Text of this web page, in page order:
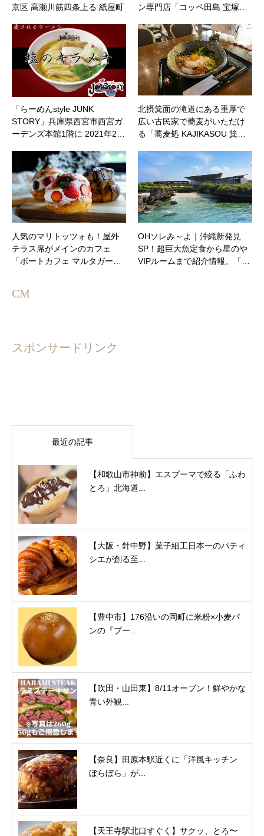
京区 高瀬川筋四条上る 紙屋町
ン専門店「コッペ田島 宝塚…
「らーめんstyle JUNK
STORY」兵庫県西宮市西宮ガ
ーデンズ本館1階に 2021年2…
北摂箕面の滝道にある重厚で
広い古民家で蕎麦がいただけ
る「蕎麦処 KAJIKASOU 箕…
人気のマリトッツォも！屋外
テラス席がメインのカフェ
「ボートカフェ マルタガー…
OHソレみ～よ｜沖縄新発見
SP！超巨大魚定食から星のや
VIPルームまで紹介情報。「…
CM
スポンサードリンク
最近の記事
【和歌山市神前】エスプーマで絞る「ふわ
とろ」北海道...
【大阪・針中野】菓子細工日本一のパティ
シエが創る至...
【豊中市】176沿いの岡町に米粉×小麦パ
ンの『ブー...
【吹田・山田東】8/11オープン！鮮やかな
青い外観...
【奈良】田原本駅近くに「洋風キッチン
ぼらぼら」が...
【天王寺駅北口すぐく】サクッ、とろ〜